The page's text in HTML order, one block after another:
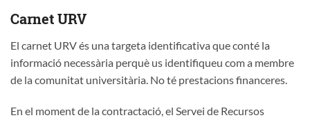
Carnet URV
El carnet URV és una targeta identificativa que conté la
informació necessària perquè us identifiqueu com a membre
de la comunitat universitària. No té prestacions financeres.
En el moment de la contractació, el Servei de Recursos